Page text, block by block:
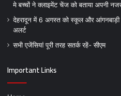
मे बच्चों ने क्लाइमेंट चेंज को बताया अपनी
देहरादून में 6 अगस्त को स्कूल और आंगनबाड़ी
अलर्ट
सभी एजेंसियां पूरी तरह सतर्क रहें- सीएम
Important Links